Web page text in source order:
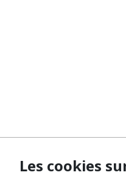
Les cookies